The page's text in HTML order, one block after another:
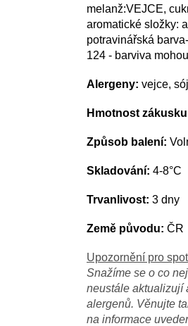
melanž:VEJCE,
aromatické složky:
potravinářská
124 - barviva
Alergeny: vejce,
Hmotnost
Způsob balení:
Skladování: 4-8°C
Trvanlivost: 3 dny
Země původu: ČR
Upozornění pro
Snažíme se o co
neustále aktualizují
alergenů. Věnujte
na informace